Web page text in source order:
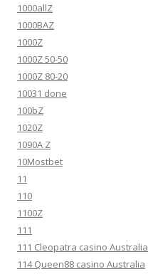
1000allZ
1000BAZ
1000Z
1000Z 50-50
1000Z 80-20
10031 done
100bZ
1020Z
1090A Z
10Mostbet
11
110
1100Z
111
111 Cleopatra casino Australia
114 Queen88 casino Australia